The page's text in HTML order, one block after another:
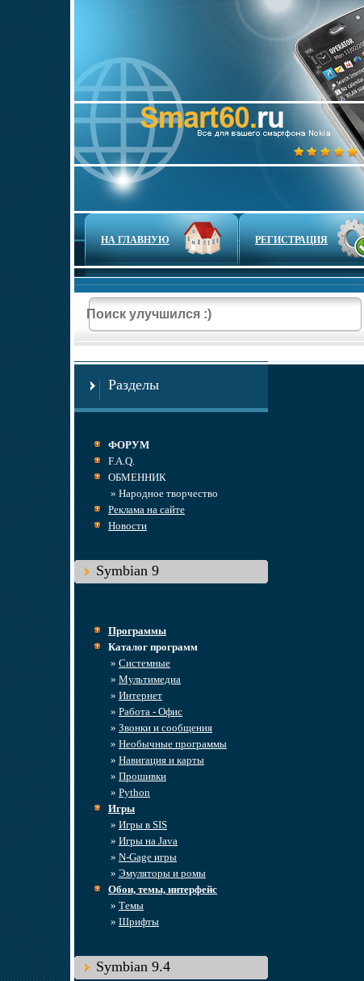
НА ГЛАВНУЮ РЕГИСТРАЦИЯ
Разделы
ФОРУМ
F.A.Q.
ОБМЕННИК
» Народное творчество
Реклама на сайте
Новости
Symbian 9
Программы
Каталог программ
» Системные
» Мультимедиа
» Интернет
» Работа - Офис
» Звонки и сообщения
» Необычные программы
» Навигация и карты
» Прошивки
» Python
Игры
» Игры в SIS
» Игры на Java
» N-Gage игры
» Эмуляторы и ромы
Обои, темы, интерфейс
» Темы
» Шрифты
Symbian 9.4